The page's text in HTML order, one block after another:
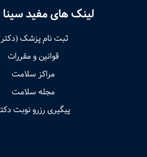
لینک های مفید
ثبت نام پزشک
قوانین و مقررات
مراکز سلامت
مجله سلامت
پیگیری رزرو نوبت